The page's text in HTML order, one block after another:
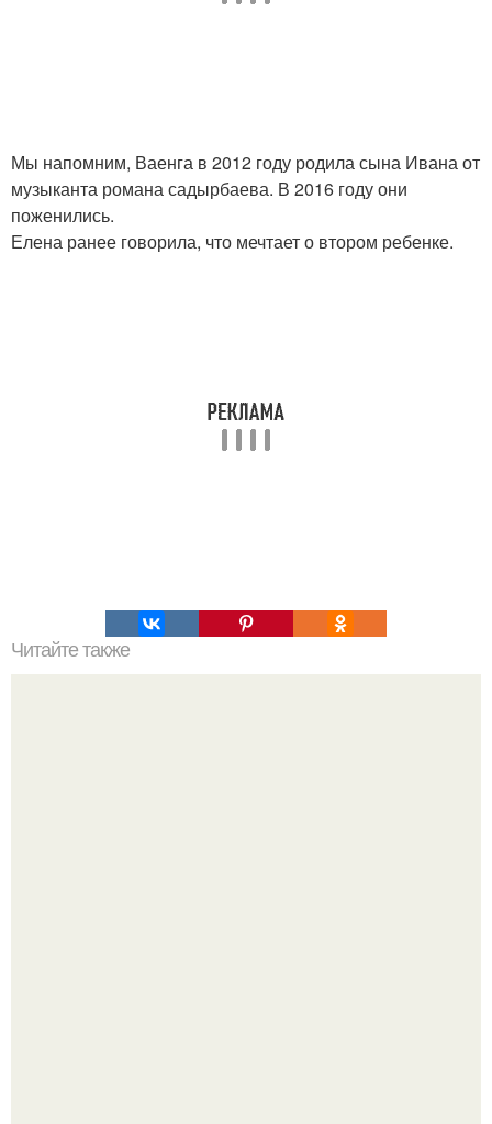
Мы напомним, Ваенга в 2012 году родила сына Ивана от
музыканта романа садырбаева. В 2016 году они
поженились.
Елена ранее говорила, что мечтает о втором ребенке.
Читайте также